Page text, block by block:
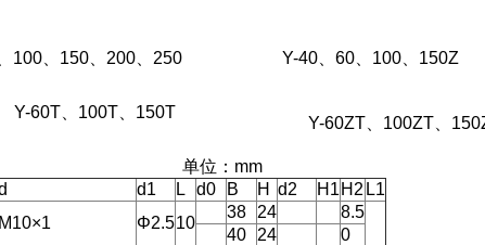
、150、200、250 Y-40、60、100、150Z
100T、150T
Y-60ZT、100ZT、
单位：mm
d1 L d0 B H d2 H1 H2 L1
M10×1 Φ2.510
38 24 8.5
40 24
0